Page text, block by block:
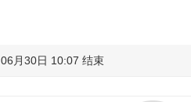
06月30日 10:07 结束